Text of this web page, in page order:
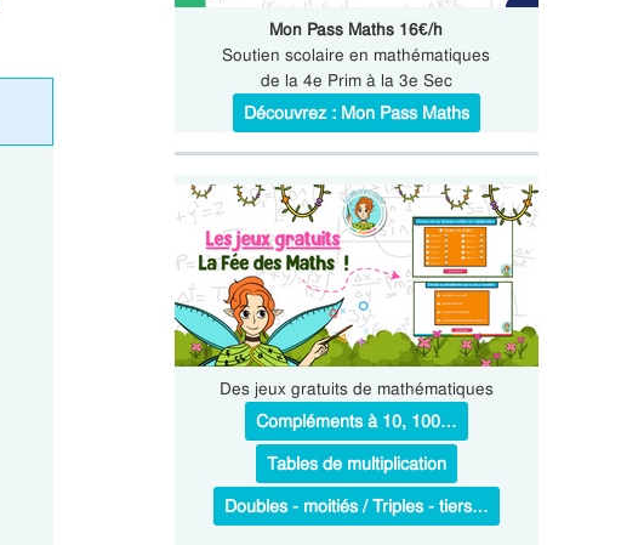
Mon Pass Maths 16€/h
Soutien scolaire en mathématiques
de la 4e Prim à la 3e Sec
Découvrez : Mon Pass Maths
Des jeux gratuits de mathématiques
Compléments à 10, 100…
Tables de multiplication
Doubles - moitiés / Triples - tiers…